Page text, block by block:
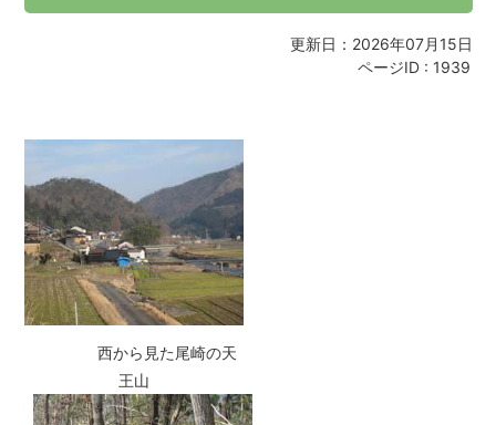
更新日：2026年07月15日
ページID : 1939
西から見た尾崎の天
王山